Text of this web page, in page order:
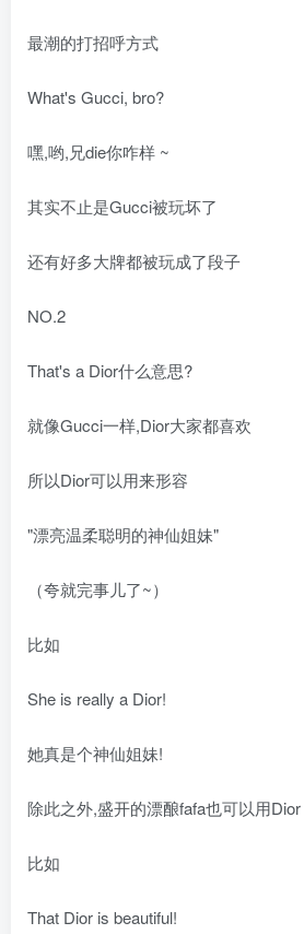
最潮的打招呼方式
What's Gucci, bro?
嘿,哟,兄die你咋样 ~
其实不止是Gucci被玩坏了
还有好多大牌都被玩成了段子
NO.2
That's a Dior什么意思?
就像Gucci一样,Dior大家都喜欢
所以Dior可以用来形容
"漂亮温柔聪明的神仙姐妹"
（夸就完事儿了~）
比如
She is really a Dior!
她真是个神仙姐妹!
除此之外,盛开的漂酿fafa也可以用Dior
比如
That Dior is beautiful!